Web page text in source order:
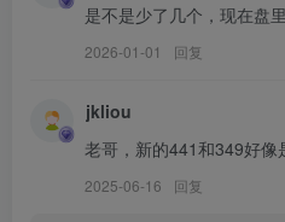
雨波HaneAme – NO.502 26年05月
244MB]
雨波HaneAme – NO.500 26年05月
是不是少了几个，现在盘
2026-01-01 回复
jkliou
老哥，新的441和349好像
2025-06-16 回复